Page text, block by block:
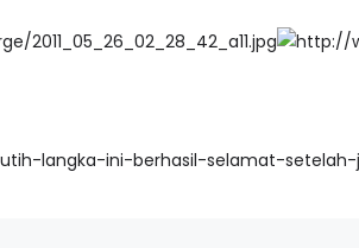
langka-ini-berhasil-selamat-setelah-